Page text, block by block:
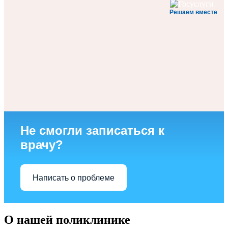
Решаем вместе
Не смогли записаться к
врачу?
Написать о проблеме
О нашей поликлинике